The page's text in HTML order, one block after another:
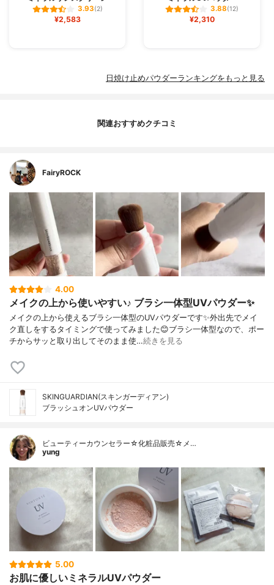
3.93(2)
¥2,583
3.88(12)
¥2,310
日焼け止めパウダーランキングをもっと見る
関連おすすめクチコミ
FairyROCK
4.00
メイクの上から使いやすい♪ ブラシ一体型UVパウダー✨
メイクの上から使えるブラシ一体型のUVパウダーです✨外出先でメイ
ク直しをするタイミングで使ってみました😊ブラシ一体型なので、ポー
チからサッと取り出してそのまま使…続きを見る
SKINGUARDIAN(スキンガーディアン)
ブラッシュオンUVパウダー
ビューティーカウンセラー☆化粧品販売☆メ…
yung
5.00
お肌に優しいミネラルUVパウダー